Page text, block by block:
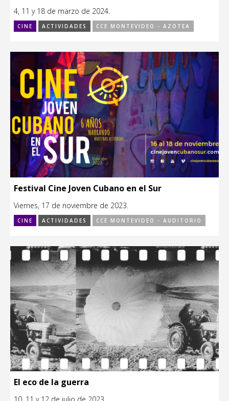
4, 11 y 18 de marzo de 2024.
CINE ACTIVIDADES CCE MONTEVIDEO - AZOTEA
Festival Cine Joven Cubano en el Sur
Viernes, 17 de noviembre de 2023.
CINE ACTIVIDADES CCE MONTEVIDEO - AUDITORIO
El eco de la guerra